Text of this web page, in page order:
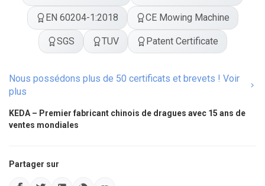
EN 60204-1:2018 CE Mowing Machine
SGS TUV Patent Certificate
Nous possédons plus de 50 certificats et brevets ! Voir
plus
KEDA – Premier fabricant chinois de dragues avec 15 ans de
ventes mondiales
Partager sur